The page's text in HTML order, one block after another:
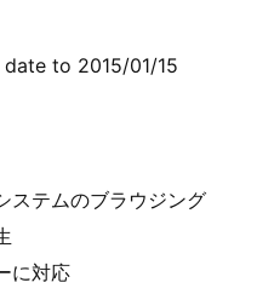
to 2015/01/15
ステムのブラウジング
に対応